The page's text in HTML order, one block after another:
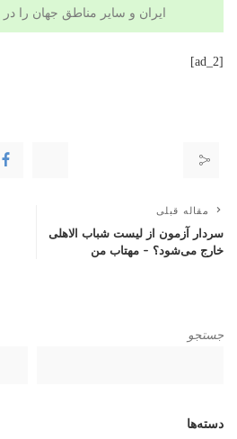
ایران و سایر مناطق جهان را در
[ad_2]
مقاله قبلی
سردار آزمون از لیست شباب الاهلی
خارج می‌شود؟ – مهتاب من
جستجو
دسته‌ها